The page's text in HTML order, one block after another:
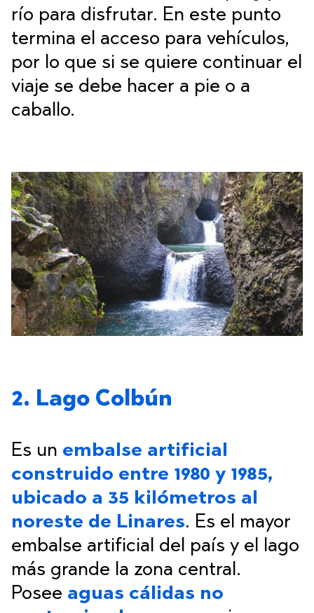
río para disfrutar. En este punto
termina el acceso para vehículos,
por lo que si se quiere continuar el
viaje se debe hacer a pie o a
caballo.
2. Lago Colbún
Es un embalse artificial
construido entre 1980 y 1985,
ubicado a 35 kilómetros al
noreste de Linares. Es el mayor
embalse artificial del país y el lago
más grande la zona central.
Posee aguas cálidas no